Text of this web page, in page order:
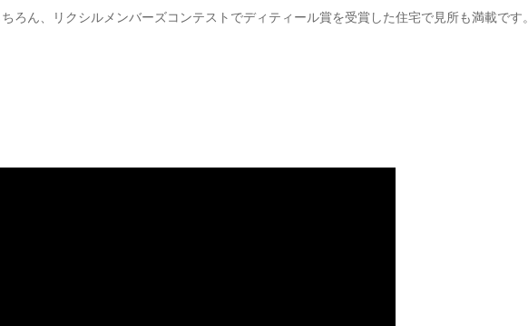
ろん、リクシルメンバーズコンテストでディティール賞を受賞した住宅で見所も満載です。